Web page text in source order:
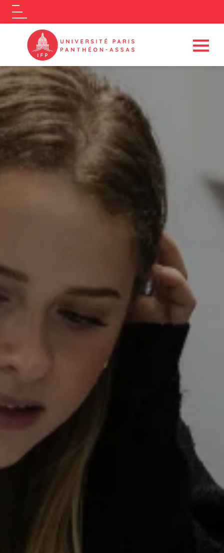
Aller au contenu principal
Logo